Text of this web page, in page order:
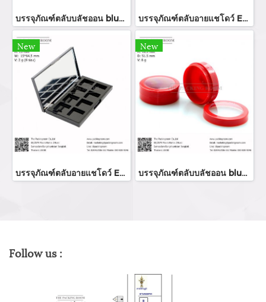
บรรจุภัณฑ์ตลับบลัชออน blush on packaging ร้านขายบรรจุภัณฑ์ จำหน่ายบรรจุภัณฑ์เครื่องสำอางทุกประเภท บรรจุภัณฑ์ตลับอายแชโดว์ Eyeshadow package บรรจุภัณฑ์เครื่องสำอาง
New
บรรจุภัณฑ์ตลับอายแชโดว์ Eyeshadow package บรรจุภัณฑ์เครื่องสำอาง
New
บรรจุภัณฑ์ตลับบลัชออน blush on packaging ร้านขายบรรจุภัณฑ์ จำหน่ายบรรจุภัณฑ์เครื่องสำอางทุกประเภท
Follow us :